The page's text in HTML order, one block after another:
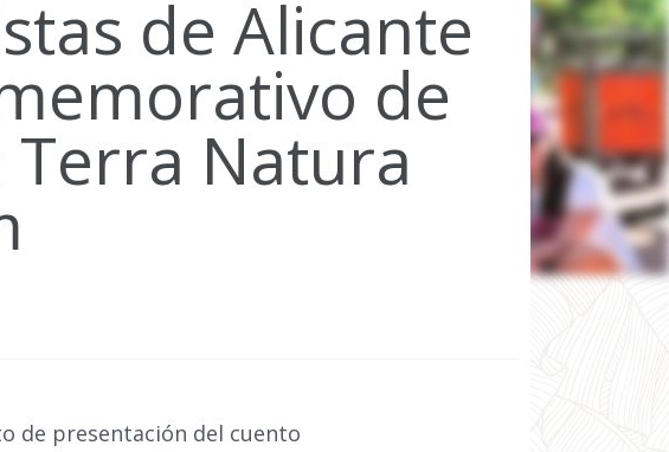
de Alicante
de
Terra Natura
de presentación del cuento